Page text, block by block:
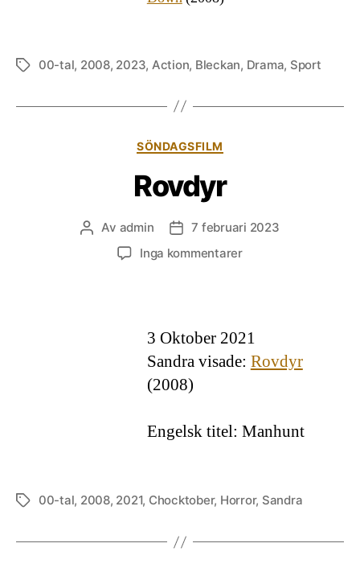
Etiketter
00-tal, 2008, 2023, Action, Bleckan, Drama, Sport
Kategorier
SÖNDAGSFILM
Rovdyr
Inläggsförfattare
Av admin Inläggsdatum
7 februari 2023
Inga kommentarertill
3 Oktober 2021
Sandra visade: Rovdyr
(2008)
Engelsk titel: Manhunt
Etiketter
00-tal, 2008, 2021, Chocktober, Horror, Sandra